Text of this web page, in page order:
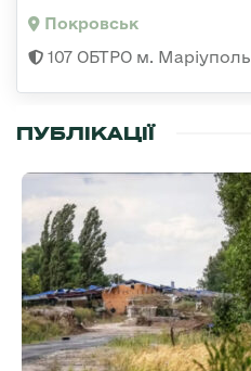
Покровськ
107 ОБТРО м. Маріуполь
ПУБЛІКАЦІЇ